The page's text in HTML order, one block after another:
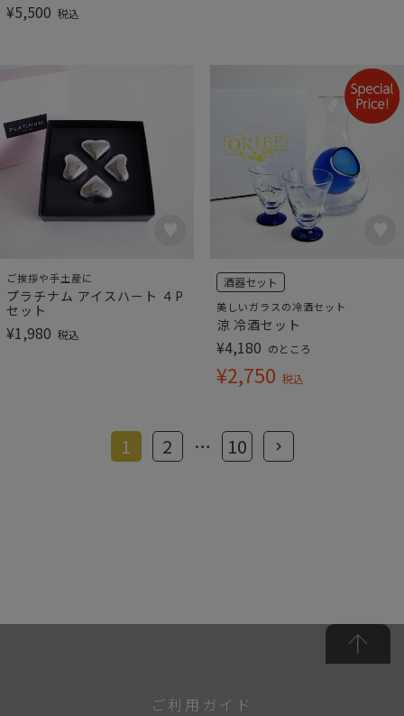
¥5,500 税込
ご挨拶や手土産に
プラチナム アイスハート ４P
セット
¥1,980 税込
酒器セット
美しいガラスの冷酒セット
涼 冷酒セット
¥4,180 のところ
¥2,750 税込
1 2 … 10
ご利用ガイド